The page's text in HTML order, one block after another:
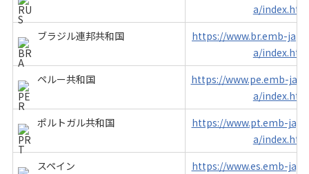
a/
ブラジル連邦共和国
https://www.br.emb-
a/
ペルー共和国
https://www.pe.emb-
a/
ポルトガル共和国
https://www.pt.emb-
a/
スペイン
https://www.es.emb-